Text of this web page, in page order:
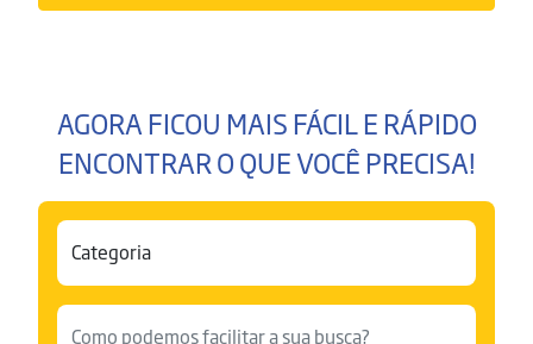
AGORA FICOU MAIS FÁCIL E RÁPIDO
ENCONTRAR O QUE VOCÊ PRECISA!